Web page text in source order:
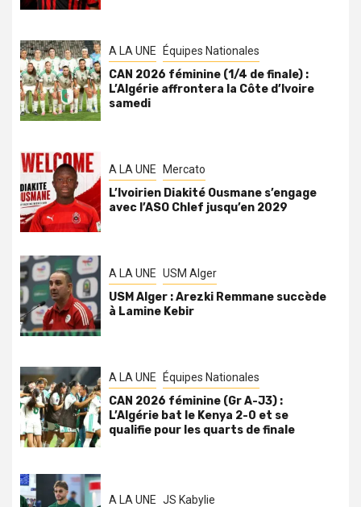
A LA UNE Équipes Nationales
CAN 2026 féminine (1/4 de finale) :
L’Algérie affrontera la Côte d’Ivoire
samedi
A LA UNE Mercato
L’Ivoirien Diakité Ousmane s’engage
avec l’ASO Chlef jusqu’en 2029
A LA UNE USM Alger
USM Alger : Arezki Remmane succède
à Lamine Kebir
A LA UNE Équipes Nationales
CAN 2026 féminine (Gr A-J3) :
L’Algérie bat le Kenya 2-0 et se
qualifie pour les quarts de finale
A LA UNE JS Kabylie